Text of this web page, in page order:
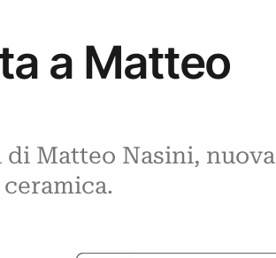
a Matteo
Matteo Nasini, nuova